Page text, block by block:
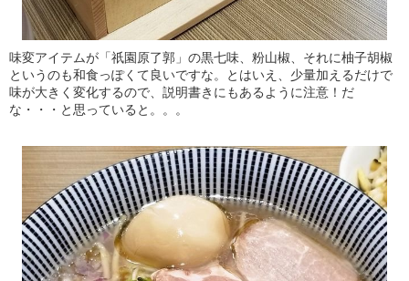
味変アイテムが「祇園原了郭」の黒七味、粉山椒、それに柚子胡椒
というのも和食っぽくて良いですな。とはいえ、少量加えるだけで
味が大きく変化するので、説明書きにもあるように注意！だ
な・・・と思っていると。。。